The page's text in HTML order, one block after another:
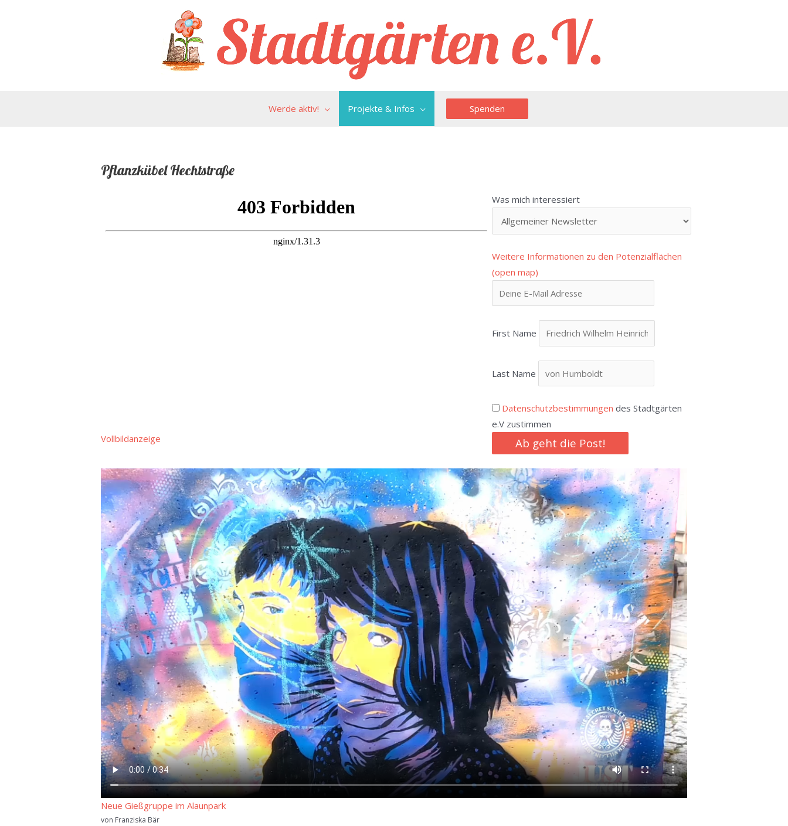
Werde aktiv! Projekte & Infos Spenden
Pflanzkübel Hechtstraße
Vollbildanzeige
Was mich interessiert
Weitere Informationen zu den Potenzialflächen
(open map)
First Name
Last Name
Datenschutzbestimmungen des Stadtgärten
e.V zustimmen
Neue Gießgruppe im Alaunpark
von Franziska Bär